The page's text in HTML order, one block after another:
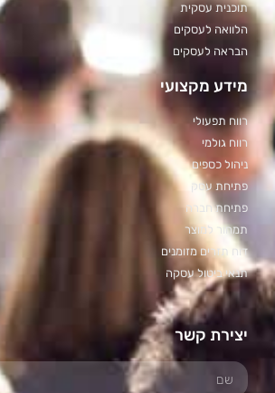
תוכנית עסקית
הלוואה לעסקים
הבראה לעסקים
מידע מקצועי
רווח תפעולי
רווח גולמי
ניהול כספים
פתיחת עסק
פתיחת חברה
תמחור למוצר
דוח תזרים מזומנים
תנאי ביטול עסקה
יצירת קשר